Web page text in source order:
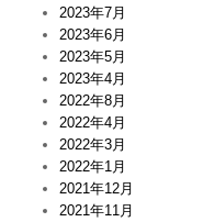
2023年7月
2023年6月
2023年5月
2023年4月
2022年8月
2022年4月
2022年3月
2022年1月
2021年12月
2021年11月